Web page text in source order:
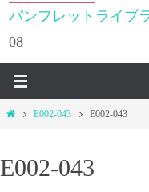
ツ
ス
プ
パンフレットライブ
08
ホ
E002-043 E002-043
E002-043